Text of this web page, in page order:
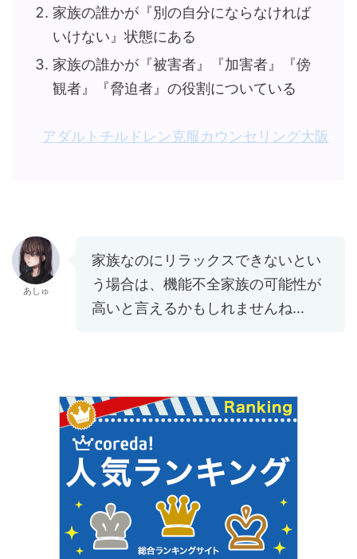
家族の誰かが『別の自分にならなければ
いけない』状態にある
家族の誰かが『被害者』『加害者』『傍
観者』『脅迫者』の役割についている
アダルトチルドレン克服カウンセリング大阪
あしゅ
家族なのにリラックスできないとい
う場合は、機能不全家族の可能性が
高いと言えるかもしれませんね...